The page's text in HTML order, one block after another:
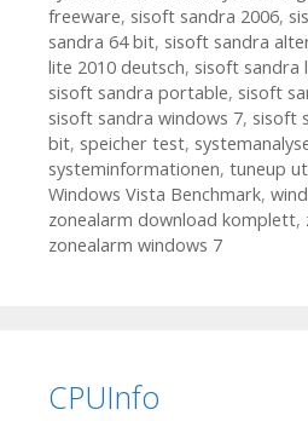
freeware, sisoft sandra 2006,
sandra 64 bit, sisoft sandra
lite 2010 deutsch, sisoft sandra
sisoft sandra portable, sisoft
sisoft sandra windows 7, sisoft
bit, speicher test,
systeminformationen, tuneup
Windows Vista Benchmark,
zonealarm download komplett,
zonealarm windows 7
CPUInfo